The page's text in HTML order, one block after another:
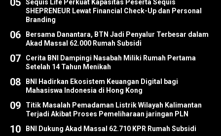
Sequis Life Perkuat Kapasitas Peserta Sequis
SHEPRENEUR Lewat Financial Check-Up dan Personal
Branding
06
Bersama Danantara, BTN Jadi Penyalur Terbesar dalam
Akad Massal 62.000 Rumah Subsidi
07
Cerita BNI Dampingi Nasabah Miliki Rumah Pertama
Setelah 14 Tahun Menikah
08
BNI Hadirkan Ekosistem Keuangan Digital bagi
Mahasiswa Indonesia di Hong Kong
09
Titik Masalah Pemadaman Listrik Wilayah Kalimantan
Terjadi Akibat Proses Pemeliharaan jaringan PLN
10 BNI Dukung Akad Massal 62.710 KPR Rumah Subsidi